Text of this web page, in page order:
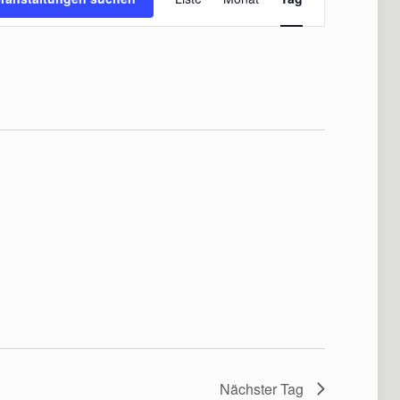
Ansichten-
Navigation
Nächster Tag